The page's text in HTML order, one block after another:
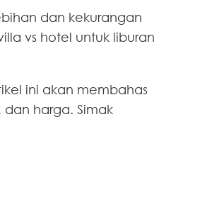
dan kekurangan
vs hotel untuk liburan
ini akan membahas
harga. Simak